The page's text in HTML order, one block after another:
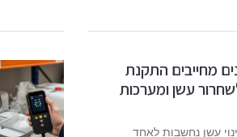
מחייבים התקנת
עשן ומערכות
עשן נחשבות לאחד